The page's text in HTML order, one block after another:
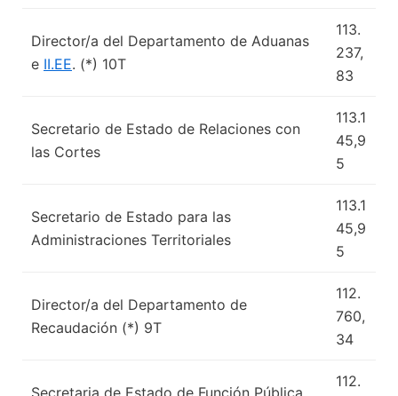
Director/a del Departamento de Aduanas
e II.EE. (*) 10T
113.
237,
83
Secretario de Estado de Relaciones con
las Cortes
113.1
45,9
5
Secretario de Estado para las
Administraciones Territoriales
113.1
45,9
5
Director/a del Departamento de
Recaudación (*) 9T
112.
760,
34
Secretaria de Estado de Función Pública
112.